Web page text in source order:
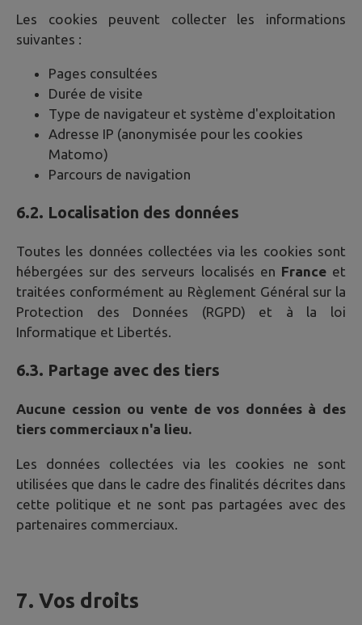
Les cookies peuvent collecter les informations
suivantes :
Pages consultées
Durée de visite
Type de navigateur et système d'exploitation
Adresse IP (anonymisée pour les cookies
Matomo)
Parcours de navigation
6.2. Localisation des données
Toutes les données collectées via les cookies sont
hébergées sur des serveurs localisés en Franceet
traitées conformément au Règlement Général sur la
Protection des Données (RGPD) et à la loi
Informatique et Libertés.
6.3. Partage avec des tiers
Aucune cession ou vente de vos données à des
tiers commerciaux n'a lieu.
Les données collectées via les cookies ne sont
utilisées que dans le cadre des finalités décrites dans
cette politique et ne sont pas partagées avec des
partenaires commerciaux.
7. Vos droits